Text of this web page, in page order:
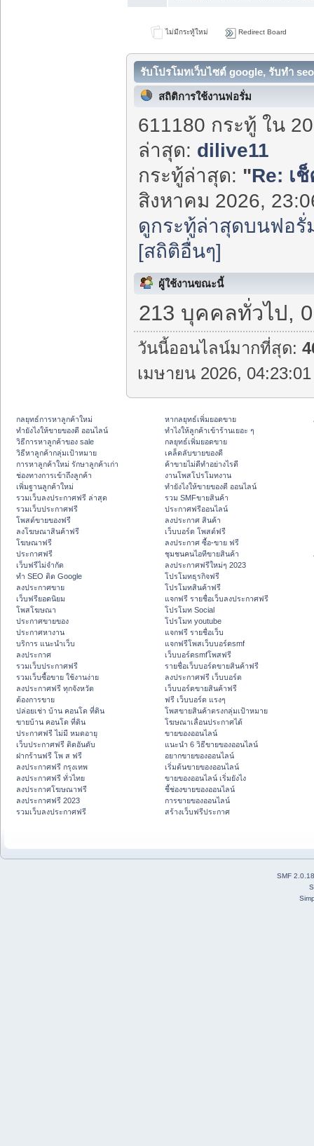
ไม่มีกระทู้ใหม่ Redirect Board
รับโปรโมทเว็บไซต์ google, รับทำ
สถิติการใช้งานฟอรั่ม
611180 กระทู้ ใน
ล่าสุด: dilive11
กระทู้ล่าสุด: "Re: เ
สิงหาคม 2026,
ดูกระทู้ล่าสุดบนฟอรั่
[สถิติอื่นๆ]
ผู้ใช้งานขณะนี้
213 บุคคลทั่วไป,
วันนี้ออนไลน์มากที่สุด:
เมษายน 2026,
กลยุทธ์การหาลูกค้าใหม่
ทํายังไงให้ขายของดี ออนไลน์
วิธีการหาลูกค้าของ sale
วิธีหาลูกค้ากลุ่มเป้าหมาย
การหาลูกค้าใหม่ รักษาลูกค้าเก่า
ช่องทางการเข้าถึงลูกค้า
เพิ่มฐานลูกค้าใหม่
รวมเว็บลงประกาศฟรี ล่าสุด
รวมเว็บประกาศฟรี
โพสต์ขายของฟรี
ลงโฆษณาสินค้าฟรี
โฆษณาฟรี
ประกาศฟรี
เว็บฟรีไม่จำกัด
ทำ SEO ติด Google
ลงประกาศขาย
เว็บฟรียอดนิยม
โพสโฆษณา
ประกาศขายของ
ประกาศหางาน
บริการ แนะนำเว็บ
ลงประกาศ
รวมเว็บประกาศฟรี
รวมเว็บซื้อขาย ใช้งานง่าย
ลงประกาศฟรี ทุกจังหวัด
ต้องการขาย
ปล่อยเช่า บ้าน คอนโด ที่ดิน
ขายบ้าน คอนโด ที่ดิน
ประกาศฟรี ไม่มี หมดอายุ
เว็บประกาศฟรี ติดอันดับ
ฝากร้านฟรี โพ ส ฟรี
ลงประกาศฟรี กรุงเทพ
ลงประกาศฟรี ทั่วไทย
ลงประกาศโฆษณาฟรี
ลงประกาศฟรี 2023
รวมเว็บลงประกาศฟรี
หากลยุทธ์เพิ่มยอดขาย
ทําไงให้ลูกค้าเข้าร้านเยอะ ๆ
กลยุทธ์เพิ่มยอดขาย
เคล็ดลับขายของดี
ค้าขายไม่ดีทำอย่างไรดี
งานโพสโปรโมทงาน
ทํายังไงให้ขายของดี ออนไลน์
รวม SMFขายสินค้า
ประกาศฟรีออนไลน์
ลงประกาศ สินค้า
เว็บบอร์ด โพสต์ฟรี
ลงประกาศ ซื้อ-ขาย ฟรี
ชุมชนคนไอทีขายสินค้า
ลงประกาศฟรีใหม่ๆ 2023
โปรโมทธุรกิจฟรี
โปรโมทสินค้าฟรี
แจกฟรี รายชื่อเว็บลงประกาศฟรี
โปรโมท Social
โปรโมท youtube
แจกฟรี รายชื่อเว็บ
แจกฟรีโพสเว็บบอร์ดsmf
เว็บบอร์ดsmfโพสฟรี
รายชื่อเว็บบอร์ดขายสินค้าฟรี
ลงประกาศฟรี เว็บบอร์ด
เว็บบอร์ดขายสินค้าฟรี
ฟรี เว็บบอร์ด แรงๆ
โพสขายสินค้าตรงกลุ่มเป้าหมาย
โฆษณาเลื่อนประกาศได้
ขายของออนไลน์
แนะนำ 6 วิธีขายของออนไลน์
อยากขายของออนไลน์
เริ่มต้นขายของออนไลน์
ขายของออนไลน์ เริ่มยังไง
ชี้ช่องขายของออนไลน์
การขายของออนไลน์
สร้างเว็บฟรีประกาศ
SMF 2.0.18